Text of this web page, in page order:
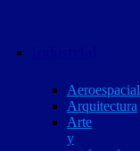
Aeroespacial
Arquitectura
Arte
y